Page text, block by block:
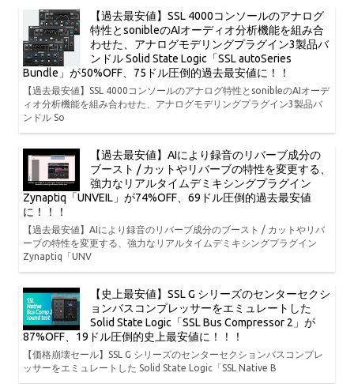
【過去最安値】SSL 4000コンソールのアナログ
特性とsonibleのAIオーディオ分析機能を組み合
わせた、アナログモデリングプラグイン3製品バ
ンドル Solid State Logic「SSL autoSeries
Bundle」が50%OFF、75ドル圧倒的過去最安値に！！
【過去最安値】SSL 4000コンソールのアナログ特性とsonibleのAIオーデ
ィオ分析機能を組み合わせた、アナログモデリングプラグイン3製品バ
ンドル So
【過去最安値】AIにより録音のリバーブ成分の
ブースト / カットやリバーブの特性を変更する、
強力なリアルタイムデミキシングプラグイン
Zynaptiq「UNVEIL」が74%OFF、69ドル圧倒的過去最安値
に！！！
【過去最安値】AIにより録音のリバーブ成分のブースト / カットやリバ
ーブの特性を変更する、強力なリアルタイムデミキシングプラグイン
Zynaptiq「UNV
【史上最安値】SSL G シリーズのセンターセクシ
ョンバスコンプレッサーをエミュレートした
Solid State Logic「SSL Bus Compressor 2」が
87%OFF、19ドル圧倒的史上最安値に！！！
【価格崩壊セール】SSL G シリーズのセンターセクションバスコンプレ
ッサーをエミュレートした Solid State Logic「SSL Native B